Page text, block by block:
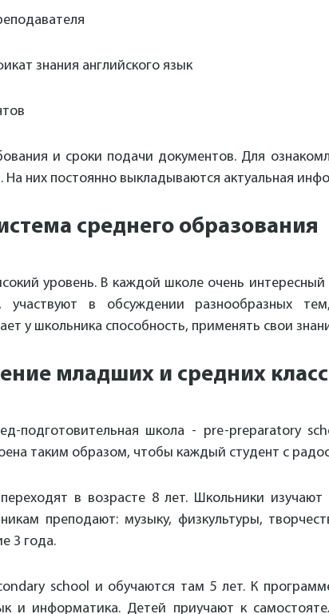
знания английского язык
и сроки подачи документов. Для
них постоянно выкладываются актуальная
среднего образования
уровень. В каждой школе очень
участвуют в обсуждении разнообразных
у школьника способность, применять свои
младших и средних
подготовительная школа - pre-preparatory
таким образом, чтобы каждый студент с
в возрасте 8 лет. Школьники изучают
преподают: музыку, физкультуры,
3 года.
school и обучаются там 5 лет. К
и информатика. Детей приучают к